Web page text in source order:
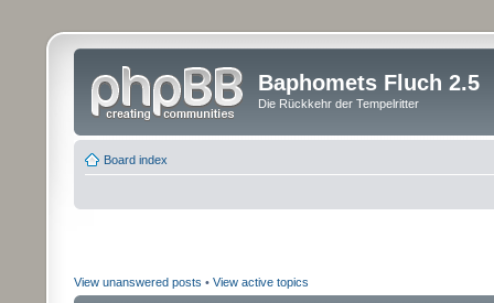
Baphomets Fluch 2.5
Die Rückkehr der Tempelritter
Board index
View unanswered posts • View active topics